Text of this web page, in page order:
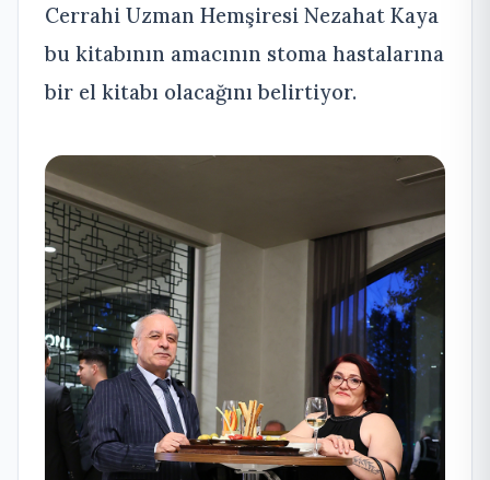
Cerrahi Uzman Hemşiresi Nezahat Kaya
bu kitabının amacının stoma hastalarına
bir el kitabı olacağını belirtiyor.